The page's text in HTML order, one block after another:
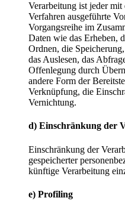
Verarbeitung ist jeder
Verfahren ausgeführte
Vorgangsreihe im
Daten wie das Erheben,
Ordnen, die
das Auslesen, das
Offenlegung durch
andere Form der
Verknüpfung, die
Vernichtung.
d) Einschränkung der
Einschränkung der
gespeicherter
künftige Verarbeitung
e) Profiling